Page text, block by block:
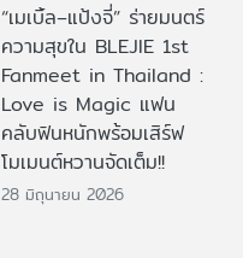
“เมเบิ้ล–แป้งจี่” ร่ายมนตร์
ความสุขใน BLEJIE 1st
Fanmeet in Thailand :
Love is Magic แฟน
คลับฟินหนักพร้อมเสิร์ฟ
โมเมนต์หวานจัดเต็ม!!
28 มิถุนายน 2026